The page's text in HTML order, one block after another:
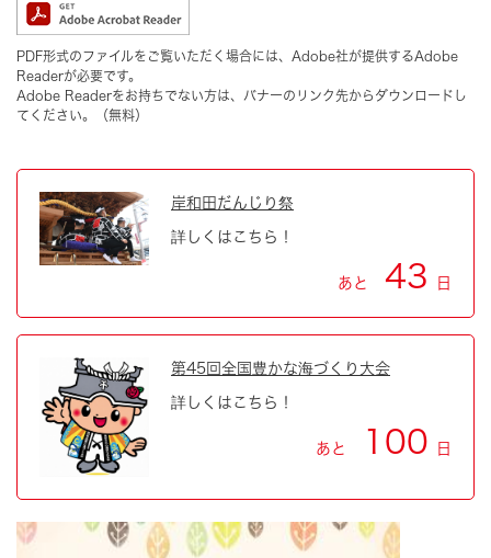
PDF形式のファイルをご覧いただく場合には、Adobe社が提供するAdobe
Readerが必要です。
Adobe Readerをお持ちでない方は、バナーのリンク先からダウンロードし
てください。（無料）
岸和田だんじり祭
詳しくはこちら！
あと 43 日
第45回全国豊かな海づくり大会
詳しくはこちら！
あと 100 日